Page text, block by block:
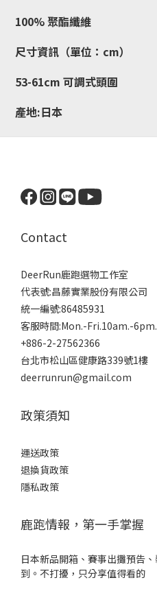
100% 聚酯纖維
尺寸資訊（單位：cm）
53-61cm 可調式頭圍
產地:日本
Contact
DeerRun鹿跑選物工作室
代表號:昌藤實業股份有限公司
統一編號:86485931
客服時間:Mon.-Fri.10am.-6pm.
+886-2-27562366
台北市松山區健康路339號1樓
deerrunrun@gmail.com
政策須知
運送政策
退換貨政策
隱私政策
鹿跑情報，第一手掌握
日本新品開箱、賽事出攤預告
到。不打擾，只分享值得看的